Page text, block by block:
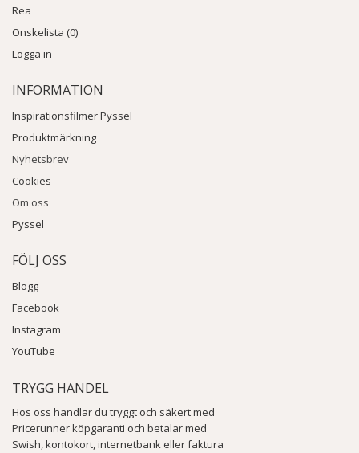
Rea
Önskelista (0)
Logga in
INFORMATION
Inspirationsfilmer Pyssel
Produktmärkning
Nyhetsbrev
Cookies
Om oss
Pyssel
FÖLJ OSS
Blogg
Facebook
Instagram
YouTube
TRYGG HANDEL
Hos oss handlar du tryggt och säkert med
Pricerunner köpgaranti och betalar med
Swish, kontokort, internetbank eller faktura